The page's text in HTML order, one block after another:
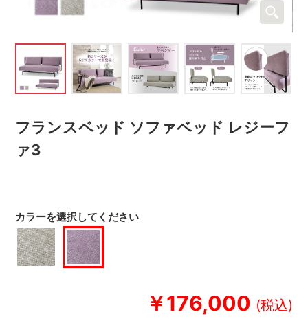
フランスベッド ソファベッド レジーフ
ァ3
￥176,000
カラーを選択してください